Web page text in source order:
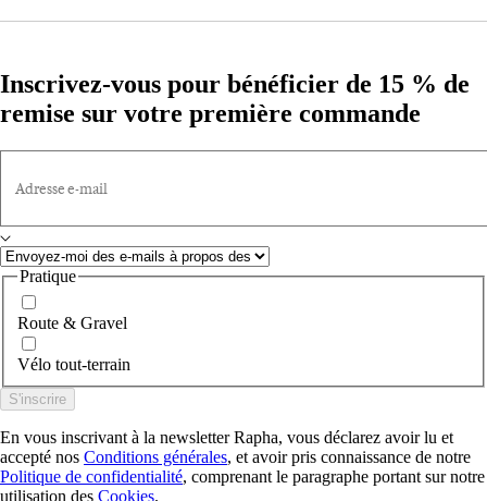
Inscrivez-vous pour bénéficier de 15 % de
remise sur votre première commande
Adresse e-mail
Pratique
Route & Gravel
Vélo tout-terrain
S'inscrire
En vous inscrivant à la newsletter Rapha, vous déclarez avoir lu et
accepté nos Conditions générales, et avoir pris connaissance de notre
Politique de confidentialité, comprenant le paragraphe portant sur notre
utilisation des Cookies.